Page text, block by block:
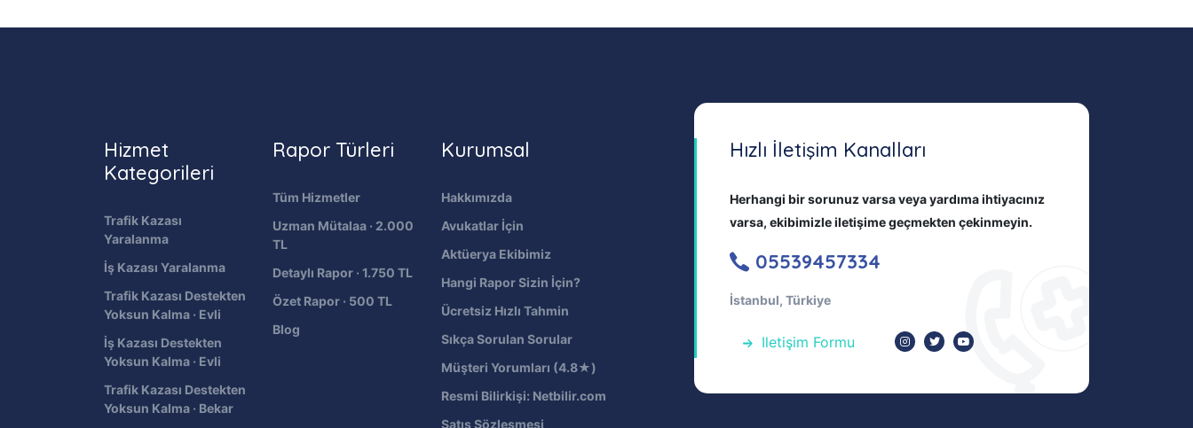
Hizmet
Kategorileri
Trafik Kazası
Yaralanma
İş Kazası Yaralanma
Trafik Kazası Destekten
Yoksun Kalma · Evli
İş Kazası Destekten
Yoksun Kalma · Evli
Trafik Kazası Destekten
Yoksun Kalma · Bekar
Rapor Türleri
Tüm Hizmetler
Uzman Mütalaa · 2.000
TL
Detaylı Rapor · 1.750 TL
Özet Rapor · 500 TL
Blog
Kurumsal
Hakkımızda
Avukatlar İçin
Aktüerya Ekibimiz
Hangi Rapor Sizin İçin?
Ücretsiz Hızlı Tahmin
Sıkça Sorulan Sorular
Müşteri Yorumları (4.8★)
Resmi Bilirkişi: Netbilir.com
Satış Sözleşmesi
Hızlı İletişim Kanalları
Herhangi bir sorunuz varsa veya yardıma ihtiyacınız
varsa, ekibimizle iletişime geçmekten çekinmeyin.
05539457334
İstanbul, Türkiye
Iletişim Formu